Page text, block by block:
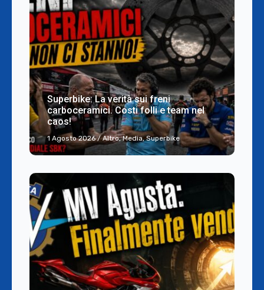
Superbike: La verità sui freni
carboceramici. Costi folli e team nel
caos!
1 Agosto 2026 / Altro,Media,Superbike